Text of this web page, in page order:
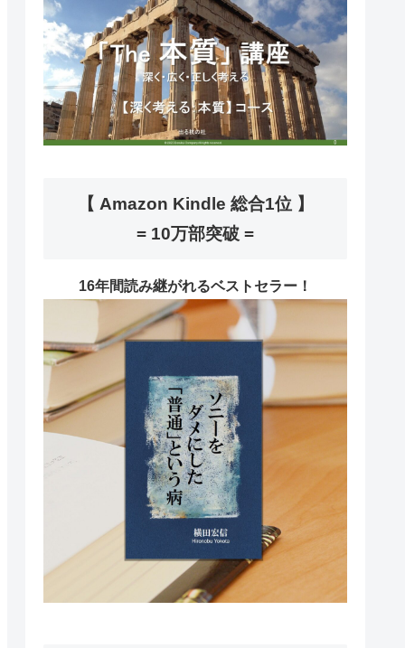
【 Amazon Kindle 総合1位 】
= 10万部突破 =
16年間読み継がれるベストセラー！